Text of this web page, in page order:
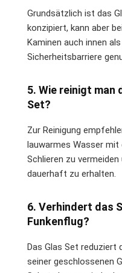
Grundsätzlich ist das
konzipiert, kann aber
Kaminen auch innen
Sicherheitsbarriere
5. Wie reinigt man
Set?
Zur Reinigung
lauwarmes Wasser mit
Schlieren zu
dauerhaft zu erhalten.
6. Verhindert das
Funkenflug?
Das Glas Set reduziert
seiner geschlossenen